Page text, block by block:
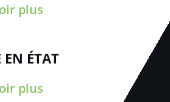
plus
EN ÉTAT
plus